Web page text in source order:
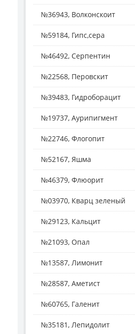
№36943, Волконскоит
№59184, Гипс,сера
№46492, Серпентин
№22568, Перовскит
№39483, Гидроборацит
№19737, Аурипигмент
№22746, Флогопит
№52167, Яшма
№46379, Флюорит
№03970, Кварц зеленый
№29123, Кальцит
№21093, Опал
№13587, Лимонит
№28587, Аметист
№60765, Галенит
№35181, Лепидолит